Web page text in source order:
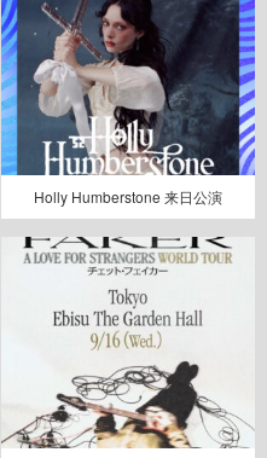
Holly Humberstone 来日公演